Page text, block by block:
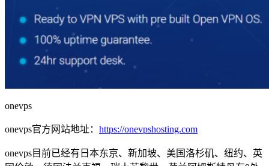
onevps
onevps官方网站地址： https://onevpshosting.com
onevps目前已经有日本东京、新加坡、美国洛杉矶、纽约、英